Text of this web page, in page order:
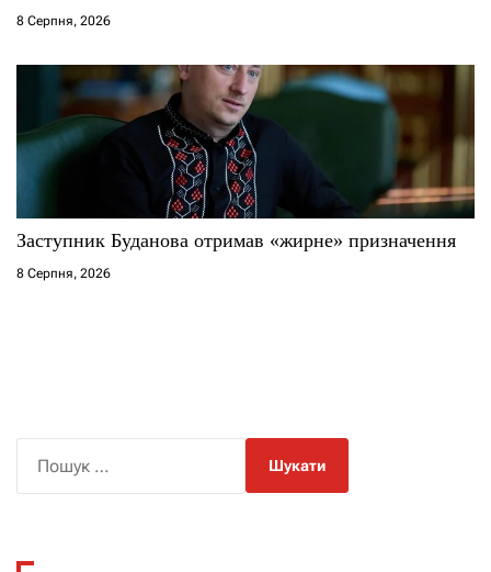
8 Серпня, 2026
Заступник Буданова отримав «жирне» призначення
8 Серпня, 2026
к